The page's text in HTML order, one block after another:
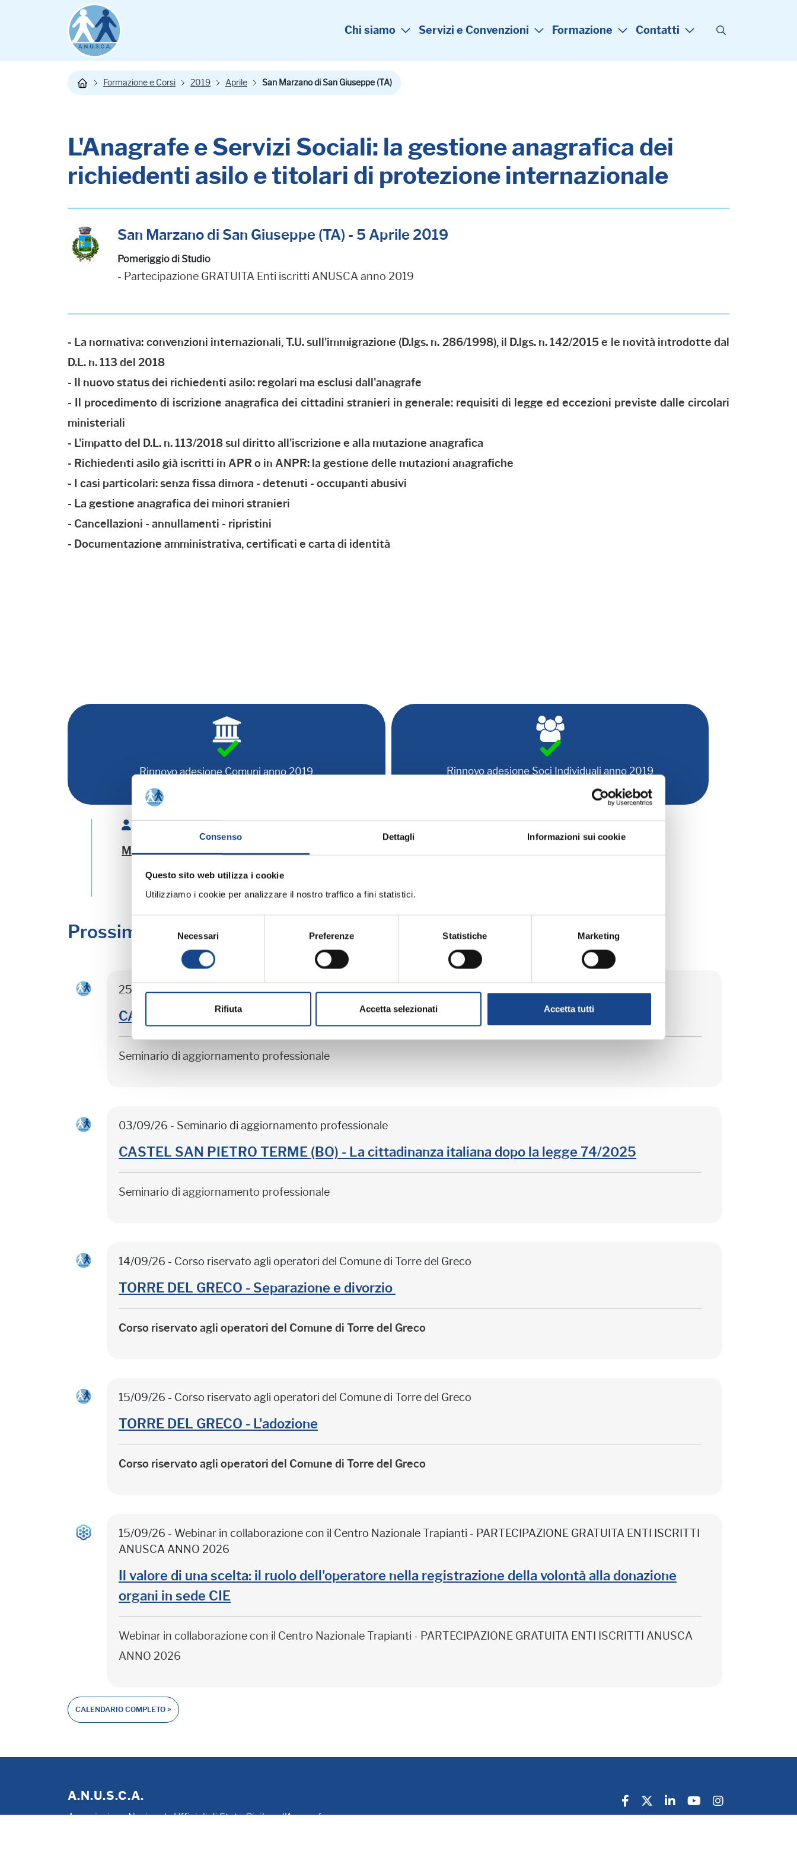
Consenso Dettagli Informazioni sui cookie
Questo sito web utilizza i cookie
Utilizziamo i cookie per analizzare il nostro traffico a fini statistici.
Necessari Preferenze Statistiche Marketing
Rifiuta Accetta selezionati Accetta tutti
Chi siamo Servizi e Convenzioni Formazione Contatti
Formazione e Corsi 2019 Aprile San Marzano di San Giuseppe (TA)
L'Anagrafe e Servizi Sociali: la gestione anagrafica dei
richiedenti asilo e titolari di protezione internazionale
San Marzano di San Giuseppe (TA) - 5 Aprile 2019
Pomeriggio di Studio
- Partecipazione GRATUITA Enti iscritti ANUSCA anno 2019
- La normativa: convenzioni internazionali, T.U. sull'immigrazione (D.lgs. n. 286/1998), il D.lgs. n. 142/2015 e le novità introdotte dal
D.L. n. 113 del 2018
- Il nuovo status dei richiedenti asilo: regolari ma esclusi dall'anagrafe
- Il procedimento di iscrizione anagrafica dei cittadini stranieri in generale: requisiti di legge ed eccezioni previste dalle circolari
ministeriali
- L'impatto del D.L. n. 113/2018 sul diritto all'iscrizione e alla mutazione anagrafica
- Richiedenti asilo già iscritti in APR o in ANPR: la gestione delle mutazioni anagrafiche
- I casi particolari: senza fissa dimora - detenuti - occupanti abusivi
- La gestione anagrafica dei minori stranieri
- Cancellazioni - annullamenti - ripristini
- Documentazione amministrativa, certificati e carta di identità
Rinnovo adesione Comuni anno 2019 Rinnovo adesione Soci Individuali anno 2019
MINARDI Romano- Esperto ANUSCA PROGRAMMA - SCHEDA DI ISCRIZIONE
Prossimi corsi in programma:
25/08/26 - Seminario di aggiornamento professionale
CASTEL SAN PIETRO TERME (BO) - Estate all'ombra dei cipressi
Seminario di aggiornamento professionale
03/09/26 - Seminario di aggiornamento professionale
CASTEL SAN PIETRO TERME (BO) - La cittadinanza italiana dopo la legge 74/2025
Seminario di aggiornamento professionale
14/09/26 - Corso riservato agli operatori del Comune di Torre del Greco
TORRE DEL GRECO - Separazione e divorzio
Corso riservato agli operatori del Comune di Torre del Greco
15/09/26 - Corso riservato agli operatori del Comune di Torre del Greco
TORRE DEL GRECO - L'adozione
Corso riservato agli operatori del Comune di Torre del Greco
15/09/26 - Webinar in collaborazione con il Centro Nazionale Trapianti - PARTECIPAZIONE GRATUITA ENTI ISCRITTI
ANUSCA ANNO 2026
Il valore di una scelta: il ruolo dell'operatore nella registrazione della volontà alla donazione
organi in sede CIE
Webinar in collaborazione con il Centro Nazionale Trapianti - PARTECIPAZIONE GRATUITA ENTI ISCRITTI ANUSCA
ANNO 2026
CALENDARIO COMPLETO >
A.N.U.S.C.A.
Associazione Nazionale Ufficiali di Stato Civile e d'Anagrafe